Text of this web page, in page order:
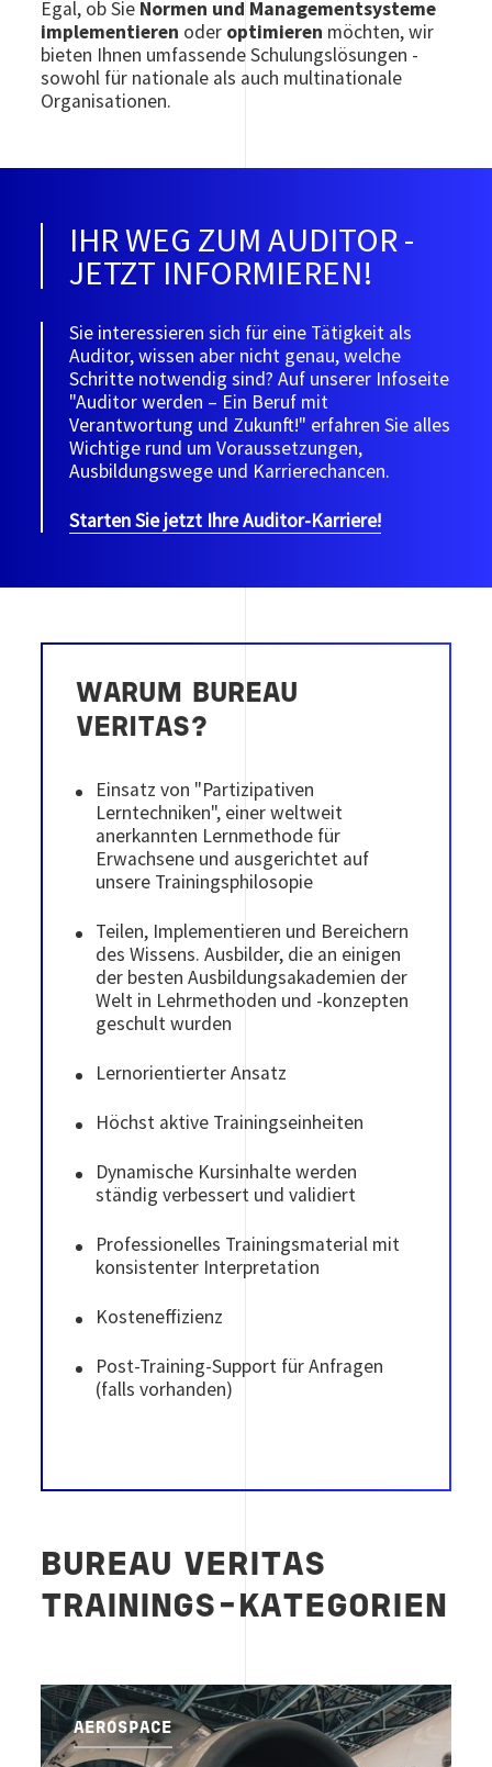
Egal, ob Sie Normen und Managementsysteme
implementieren oder optimieren möchten, wir
bieten Ihnen umfassende Schulungslösungen -
sowohl für nationale als auch multinationale
Organisationen.
IHR WEG ZUM AUDITOR -
JETZT INFORMIEREN!
Sie interessieren sich für eine Tätigkeit als
Auditor, wissen aber nicht genau, welche
Schritte notwendig sind? Auf unserer Infoseite
"Auditor werden – Ein Beruf mit
Verantwortung und Zukunft!" erfahren Sie alles
Wichtige rund um Voraussetzungen,
Ausbildungswege und Karrierechancen.
Starten Sie jetzt Ihre Auditor-Karriere!
WARUM BUREAU
VERITAS?
Einsatz von "Partizipativen
Lerntechniken", einer weltweit
anerkannten Lernmethode für
Erwachsene und ausgerichtet auf
unsere Trainingsphilosopie
Teilen, Implementieren und Bereichern
des Wissens. Ausbilder, die an einigen
der besten Ausbildungsakademien der
Welt in Lehrmethoden und -konzepten
geschult wurden
Lernorientierter Ansatz
Höchst aktive Trainingseinheiten
Dynamische Kursinhalte werden
ständig verbessert und validiert
Professionelles Trainingsmaterial mit
konsistenter Interpretation
Kosteneffizienz
Post-Training-Support für Anfragen
(falls vorhanden)
BUREAU VERITAS
TRAININGS-KATEGORIEN
AEROSPACE